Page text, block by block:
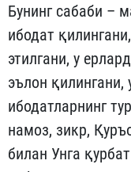
Бунинг сабаби –
ибодат
этилгани, у
эълон қилингани,
ибодатларнинг
намоз, зикр,
билан Унга